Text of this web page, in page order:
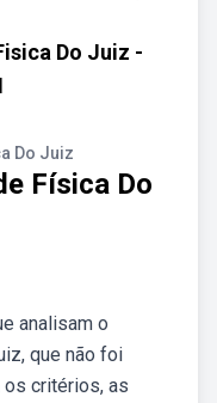
Do Juiz -
Do Juiz
Física Do
analisam o
que não foi
os critérios, as